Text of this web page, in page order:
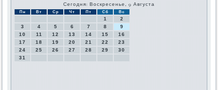
Сегодня: Воскресенье, 9 Августа
Пн Вт Ср Чт Пт Сб Вс
1
2
3
4 5 6 7 8
9
10
11 12 13 14 15
16
17
18 19 20 21 22
23
24
25 26 27 28 29
30
31